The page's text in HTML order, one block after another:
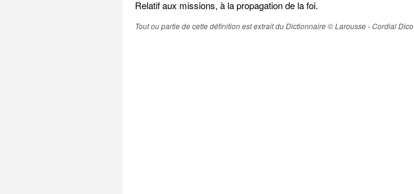
Relatif aux missions, à la propagation de la foi.
Tout ou partie de cette définition est extrait du Dictionnaire © Larousse - Cordial Dico